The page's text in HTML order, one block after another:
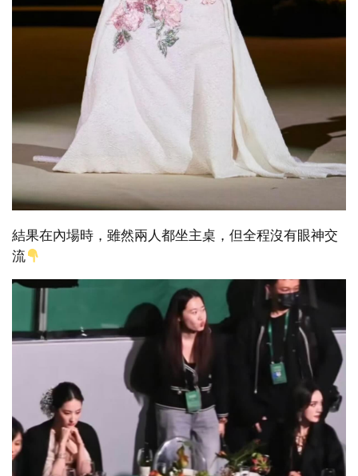
結果在內場時，雖然兩人都坐主桌，但全程沒有眼神交
流